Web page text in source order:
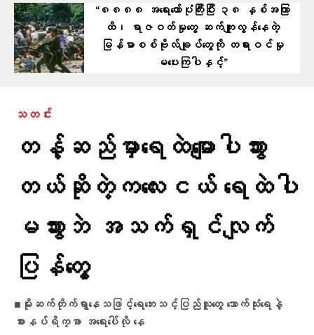
“၈၈၈၈ အရေးတော်ပုံကြီးပြီး ၃၈ နှစ်အကြာ
ထိ၊ ရာဇဝတ်မှုတွေ ဆက်ကျူးလွန်နေတဲ့
မြန်မာစစ်ဗိုလ်ချုပ်တွေကို တရားဝင်မှု
မပေးကြပါနှင့်”
သတင်း
တန့်ဆည်မှာ​ရေထဲ​မျောပါသွား
တယ်ဆိုတဲ့ကလေးငယ် ရေထဲပါ
မသွားဘဲ အသက်ရှင်လျက်
ပြန်​တွေ့
■မိုးဆက်တိုက်ရွာနေသဖြင့်​​ရေ​ဘေးသင့်ပြည်သူ​တွေ သောက်သုံးရေနဲ့
စားနပ်ရိက္ခာ အရေးပေါ်လို နေ